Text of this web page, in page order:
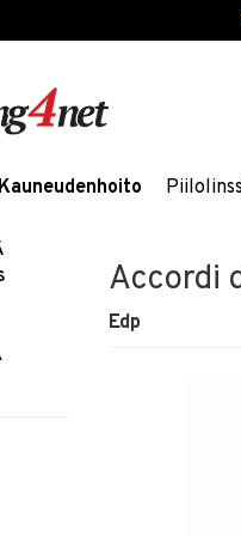
Kauneudenhoito
Accordi
Edp